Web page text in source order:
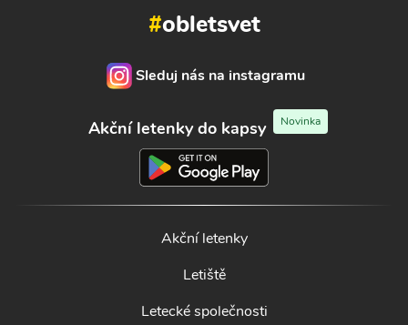
#obletsvet
Sleduj nás na instagramu
Akční letenky do kapsy Novinka
Akční letenky
Letiště
Letecké společnosti